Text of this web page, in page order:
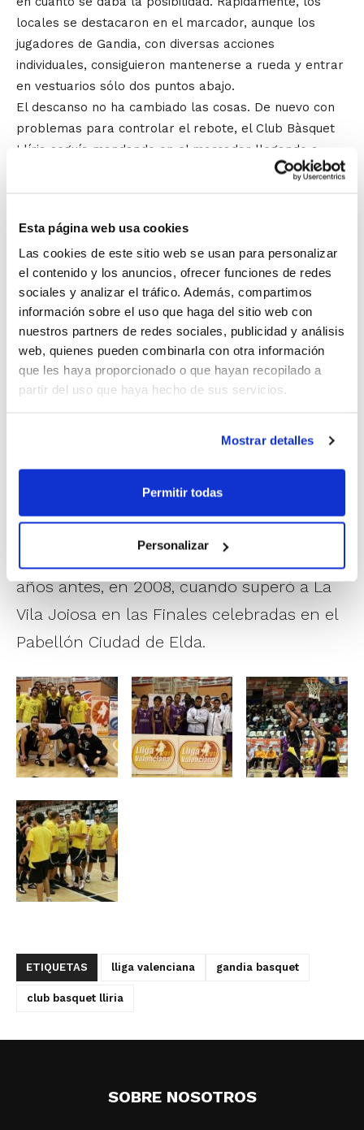
Esta página web usa cookies
Las cookies de este sitio web se usan para personalizar
el contenido y los anuncios, ofrecer funciones de redes
sociales y analizar el tráfico. Además, compartimos
información sobre el uso que haga del sitio web con
nuestros partners de redes sociales, publicidad y análisis
web, quienes pueden combinarla con otra información
que les haya proporcionado o que hayan recopilado a
partir del uso que haya hecho de sus servicios.
Mostrar detalles
Permitir todas
Personalizar
locales se destacaron en el marcador, aunque los
jugadores de Gandia, con diversas acciones
individuales, consiguieron mantenerse a rueda y entrar
en vestuarios sólo dos puntos abajo.
El descanso no ha cambiado las cosas. De nuevo con
problemas para controlar el rebote, el Club Bàsquet
Llíria seguía mandando en el marcador llegando a
superar incluso la barrera de los 10 puntos y dejando
Una tímida reacción de los gandienses en el último
periodo fue cortada rápidamente por los locales,
quienes supieron jugar a la perfección los minutos
finales para asegurarse el trofeo de campeón, un
galardón que recibieron ante la presencia del
presidente de la FBCV,
de Llíria, Manuel Izquierdo
, y el concejal de Deportes,
Este triunfo supone para el Club Bàsquet
Llíria su tercer título de Lliga Valenciana
EBA, puesto que ya era el vigente campeón
de la Lliga Valenciana EBA, un título que ya
tuvo ocasión de conseguir también dos
años antes, en 2008, cuando superó a La
Vila Joiosa en las Finales celebradas en el
Pabellón Ciudad de Elda.
ETIQUETAS lliga valenciana gandia basquet
club basquet lliria
SOBRE NOSOTROS